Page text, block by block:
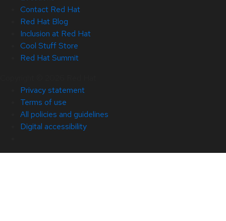
Contact Red Hat
Red Hat Blog
Inclusion at Red Hat
Cool Stuff Store
Red Hat Summit
Privacy statement
Terms of use
All policies and guidelines
Digital accessibility